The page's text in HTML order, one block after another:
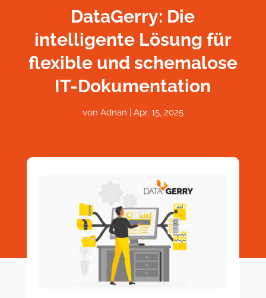
DataGerry: Die
intelligente Lösung für
flexible und schemalose
IT-Dokumentation
von Adnan Apr. 15, 2025